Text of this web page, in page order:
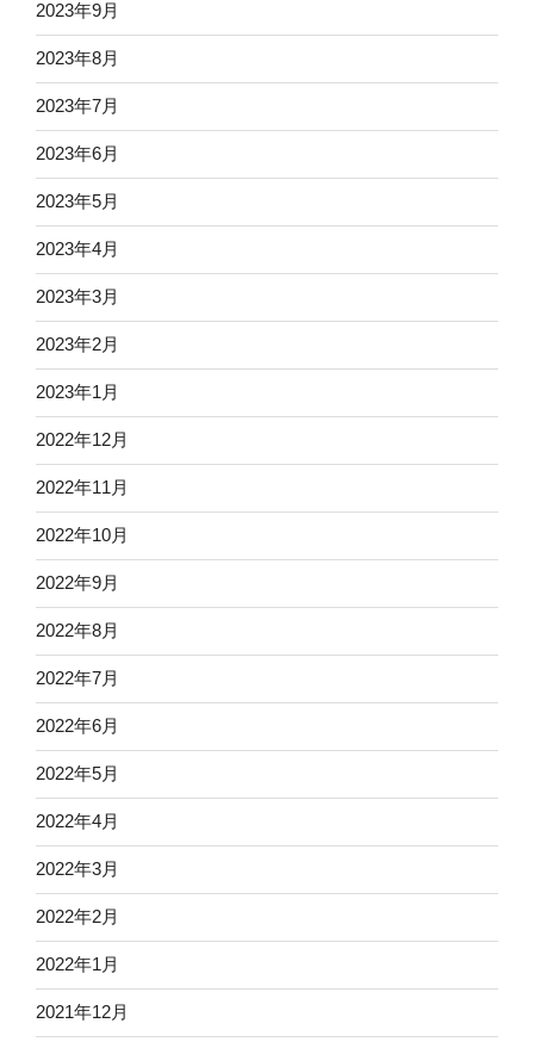
2023年9月
2023年8月
2023年7月
2023年6月
2023年5月
2023年4月
2023年3月
2023年2月
2023年1月
2022年12月
2022年11月
2022年10月
2022年9月
2022年8月
2022年7月
2022年6月
2022年5月
2022年4月
2022年3月
2022年2月
2022年1月
2021年12月